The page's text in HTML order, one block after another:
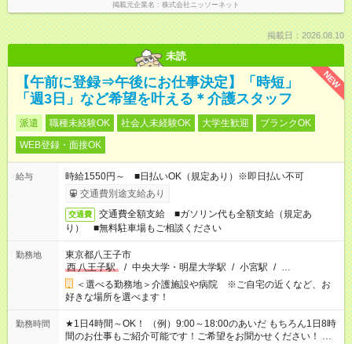
掲載元企業名 株式会社ニッソーネット
掲載日：2026.08.10
未読
NEW
【午前に登録⇒午後にお仕事決定】「時短」
「週3日」など希望を叶える＊介護スタッフ
派遣 職種未経験OK 社会人未経験OK 大学生歓迎
ブランクOK
WEB登録・面接OK
給与
時給1550円～ ■日払いOK（規定あり）※即日払い不可
交通費別途支給あり
交通費
交通費全額支給 ■ガソリン代も全額支給（規定あ
り） ■無料駐車場もご相談ください
勤務地
東京都八王子市
西八王子駅 / 中央大学・明星大学駅 / 小宮駅 / …
＜選べる勤務地＞介護施設や病院 ※ご自宅の近くなど、お
好きな場所を選べます！
勤務時間
★1日4時間～OK！ （例）9:00～18:00のあいだ もちろん1日8時
間のお仕事もご紹介可能です！ご希望をお聞かせください！ ※